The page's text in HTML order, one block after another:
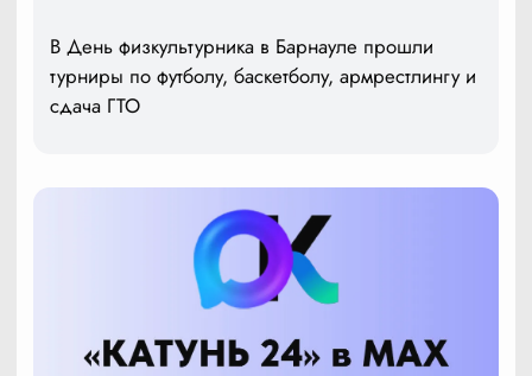
В День физкультурника в Барнауле прошли
турниры по футболу, баскетболу, армрестлингу и
сдача ГТО